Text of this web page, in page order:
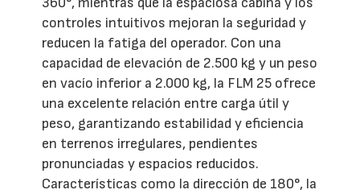
controles intuitivos mejoran la seguridad y
reducen la fatiga del operador. Con una
capacidad de elevación de 2.500 kg y un peso
en vacío inferior a 2.000 kg, la FLM 25 ofrece
una excelente relación entre carga útil y
peso, garantizando estabilidad y eficiencia
en terrenos irregulares, pendientes
pronunciadas y espacios reducidos.
Características como la dirección de 180°, la